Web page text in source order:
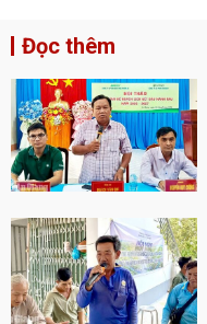
Đọc thêm